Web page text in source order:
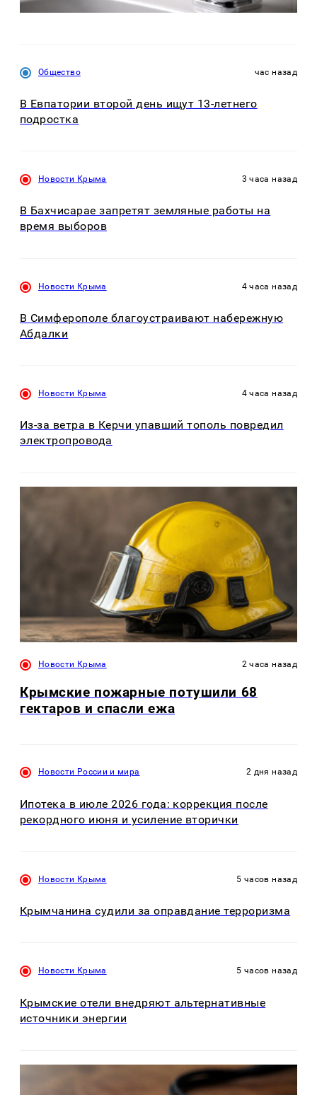
Общество час назад
В Евпатории второй день ищут 13-летнего
подростка
Новости Крыма 3 часа назад
В Бахчисарае запретят земляные работы на
время выборов
Новости Крыма 4 часа назад
В Симферополе благоустраивают набережную
Абдалки
Новости Крыма 4 часа назад
Из-за ветра в Керчи упавший тополь повредил
электропровода
Новости Крыма 2 часа назад
Крымские пожарные потушили 68
гектаров и спасли ежа
Новости России и мира 2 дня назад
Ипотека в июле 2026 года: коррекция после
рекордного июня и усиление вторички
Новости Крыма 5 часов назад
Крымчанина судили за оправдание терроризма
Новости Крыма 5 часов назад
Крымские отели внедряют альтернативные
источники энергии